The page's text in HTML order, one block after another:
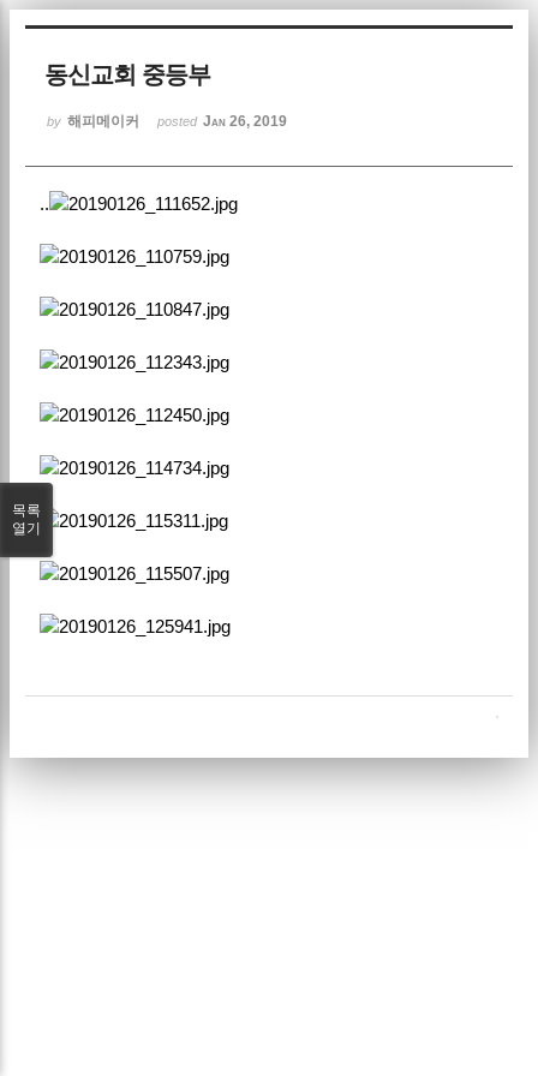
동신교회 중등부
by 해피메이커 posted Jan 26, 2019
..
목록
열기
Sketchbook5, 스케치북5
Sketchbook5, 스케치북5